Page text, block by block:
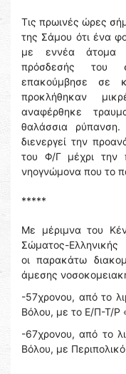
Τις πρωινές ώρες
της Σάμου ότι ένα
με εννέα άτομα
πρόσδεσής του
επακούμβησε σε
προκλήθηκαν
αναφέρθηκε
θαλάσσια
διενεργεί την
του Φ/Γ μέχρι την
νηογνώμονα που το
*****
Με μέριμνα του
Σώματος-
οι παρακάτω
άμεσης
-57χρονου, από το
Βόλου, με το Ε/Π-Τ/Ρ
-67χρονου, από το
Βόλου, με